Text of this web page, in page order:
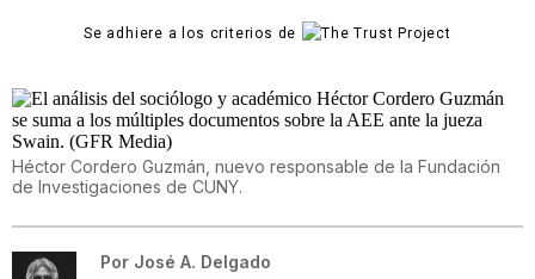
Se adhiere a los criterios de
Héctor Cordero Guzmán, nuevo responsable de la Fundación
de Investigaciones de CUNY.
Por José A. Delgado